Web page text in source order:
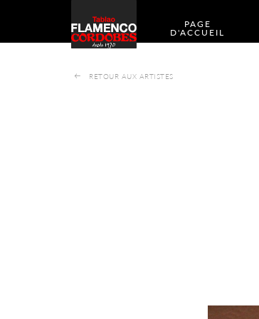
PAGE
D'ACCUEIL
RETOUR AUX ARTISTES